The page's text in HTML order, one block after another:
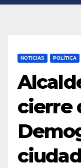
NOTICIAS POLÍTICA
cierre